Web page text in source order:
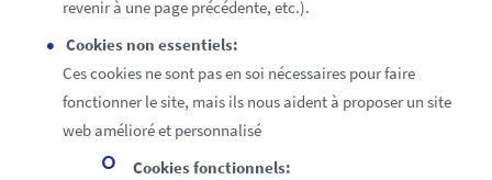
revenir à une page précédente, etc.).
Cookies non essentiels:
Ces cookies ne sont pas en soi nécessaires pour faire
fonctionner le site, mais ils nous aident à proposer un site
web amélioré et personnalisé
Cookies fonctionnels: